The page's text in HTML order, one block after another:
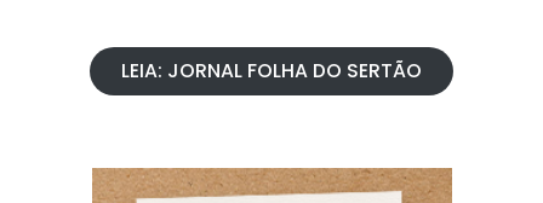
LEIA: JORNAL FOLHA DO SERTÃO